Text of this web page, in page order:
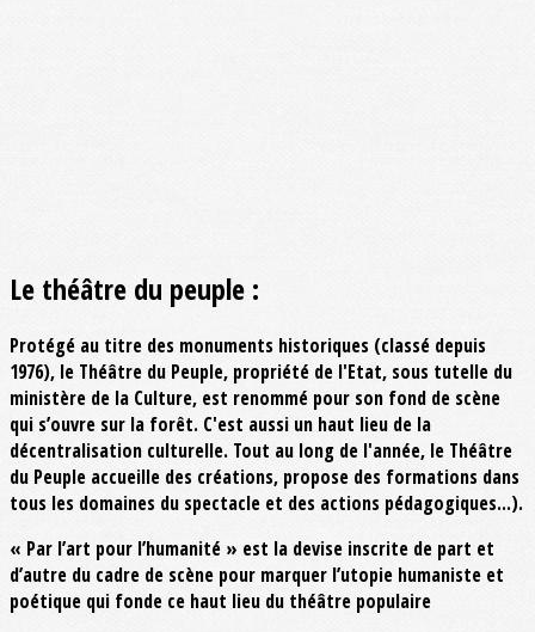
Le théâtre du peuple :
Protégé au titre des monuments historiques (classé depuis
1976), le Théâtre du Peuple, propriété de l'Etat, sous tutelle du
ministère de la Culture, est renommé pour son fond de scène
qui s’ouvre sur la forêt. C'est aussi un haut lieu de la
décentralisation culturelle. Tout au long de l'année, le Théâtre
du Peuple accueille des créations, propose des formations dans
tous les domaines du spectacle et des actions pédagogiques...).
« Par l’art pour l’humanité » est la devise inscrite de part et
d’autre du cadre de scène pour marquer l’utopie humaniste et
poétique qui fonde ce haut lieu du théâtre populaire